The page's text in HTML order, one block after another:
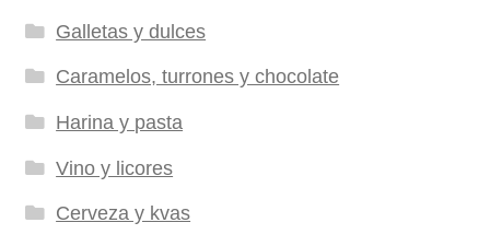
Galletas y dulces
Caramelos, turrones y chocolate
Harina y pasta
Vino y licores
Cerveza y kvas